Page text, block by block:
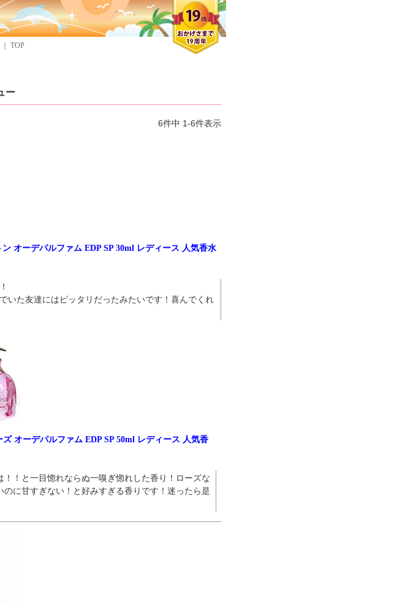
TOP
ー
6件中 1-6件表示
オーデパルファム EDP SP 30ml レディース 人気香水
いた友達にはピッタリだったみたいです！喜んでくれ
オーデパルファム EDP SP 50ml レディース 人気香
！！と一目惚れならぬ一嗅ぎ惚れした香り！ローズな
のに甘すぎない！と好みすぎる香りです！迷ったら是
きな香水を、いろいろ少
試せるところが魅力でし
気持ちよくお取引が出来ま
した。またよろしくお願い
した。早速レビューを書き